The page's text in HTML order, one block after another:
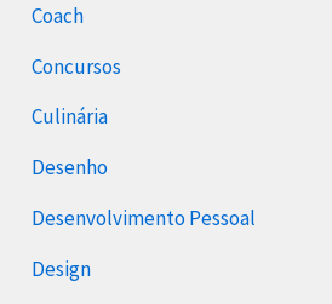
Coach
Concursos
Culinária
Desenho
Desenvolvimento Pessoal
Design